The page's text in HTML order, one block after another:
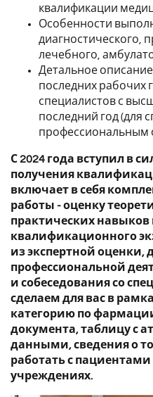
квалификации
Особенности
диагностического,
лечебного,
Детальное
последних рабочих
специалистов с
последний год (для
профессиональным
С 2024 года вступил в
получения
включает в себя
работы - оценку
практических навыков
квалификационного
из экспертной оценки,
профессиональной
и собеседования со
сделаем для вас в
категорию по
документа, таблицу с
данными, сведения о
работать с
учреждениях.